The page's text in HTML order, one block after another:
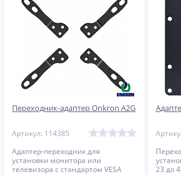
Переходник-адаптер Onkron A2G
Артикул: 114385
Адаптер-переходник для
установки монитора или
телевизора с стандартом VESA
23 до